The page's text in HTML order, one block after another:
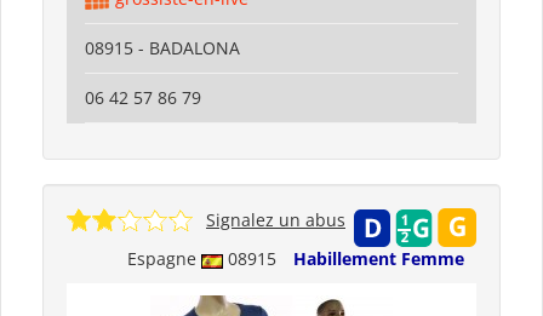
08915 - BADALONA
06 42 57 86 79
Espagne 08915 Habillement Femme
Signalez un abus